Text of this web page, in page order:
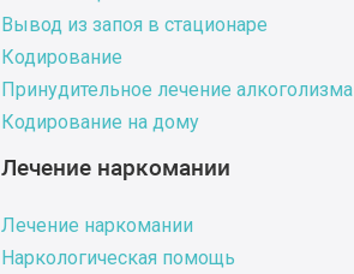
Вывод из запоя в стационаре
Кодирование
Принудительное лечение алкоголизма
Кодирование на дому
Лечение наркомании
Лечение наркомании
Наркологическая помощь